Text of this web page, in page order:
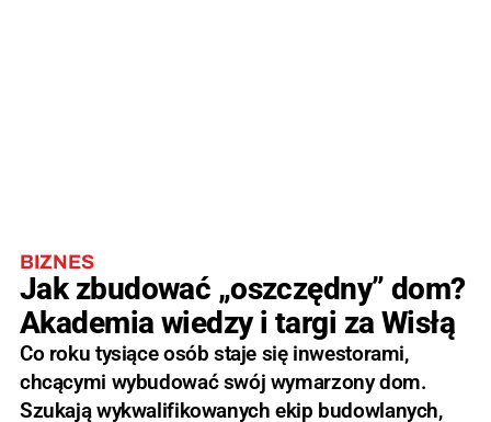
BIZNES
Jak zbudować „oszczędny” dom?
Akademia wiedzy i targi za Wisłą
Co roku tysiące osób staje się inwestorami,
chcącymi wybudować swój wymarzony dom.
Szukają wykwalifikowanych ekip budowlanych,